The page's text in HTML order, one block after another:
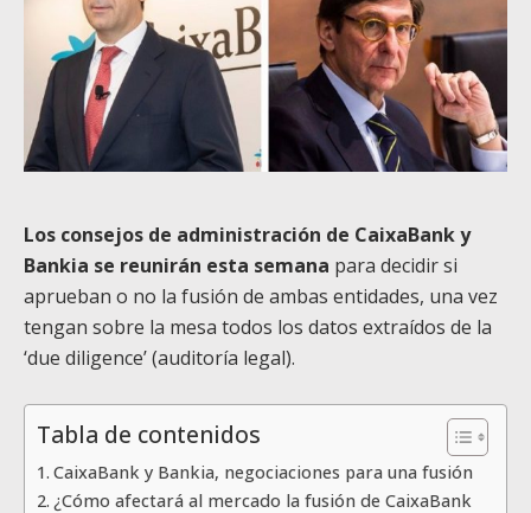
Los consejos de administración de CaixaBank y
Bankia se reunirán esta semana para decidir si
aprueban o no la fusión de ambas entidades, una vez
tengan sobre la mesa todos los datos extraídos de la
‘due diligence’ (auditoría legal).
Tabla de contenidos
CaixaBank y Bankia, negociaciones para una fusión
¿Cómo afectará al mercado la fusión de CaixaBank